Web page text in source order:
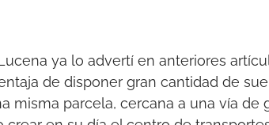
ya lo advertí en anteriores
de disponer gran cantidad de
misma parcela, cercana a una vía de